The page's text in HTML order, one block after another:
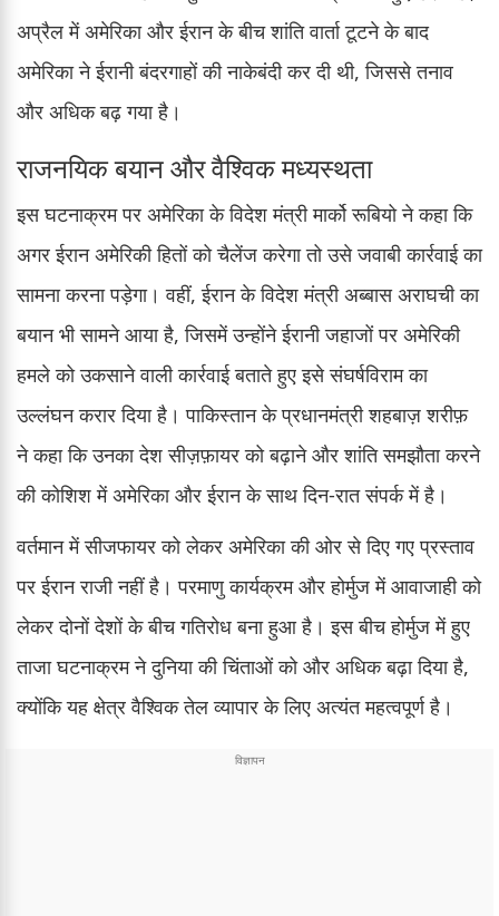
अप्रैल में अमेरिका और ईरान के बीच शांति वार्ता टूटने के बाद
अमेरिका ने ईरानी बंदरगाहों की नाकेबंदी कर दी थी, जिससे तनाव
और अधिक बढ़ गया है।
राजनयिक बयान और वैश्विक मध्यस्थता
इस घटनाक्रम पर अमेरिका के विदेश मंत्री मार्को रूबियो ने कहा कि
अगर ईरान अमेरिकी हितों को चैलेंज करेगा तो उसे जवाबी कार्रवाई का
सामना करना पड़ेगा। वहीं, ईरान के विदेश मंत्री अब्बास अराघची का
बयान भी सामने आया है, जिसमें उन्होंने ईरानी जहाजों पर अमेरिकी
हमले को उकसाने वाली कार्रवाई बताते हुए इसे संघर्षविराम का
उल्लंघन करार दिया है। पाकिस्तान के प्रधानमंत्री शहबाज़ शरीफ़
ने कहा कि उनका देश सीज़फ़ायर को बढ़ाने और शांति समझौता करने
की कोशिश में अमेरिका और ईरान के साथ दिन-रात संपर्क में है।
वर्तमान में सीजफायर को लेकर अमेरिका की ओर से दिए गए प्रस्ताव
पर ईरान राजी नहीं है। परमाणु कार्यक्रम और होर्मुज में आवाजाही को
लेकर दोनों देशों के बीच गतिरोध बना हुआ है। इस बीच होर्मुज में हुए
ताजा घटनाक्रम ने दुनिया की चिंताओं को और अधिक बढ़ा दिया है,
क्योंकि यह क्षेत्र वैश्विक तेल व्यापार के लिए अत्यंत महत्वपूर्ण है।